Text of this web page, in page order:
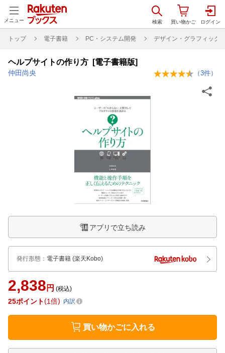
メニュー
トップ 電子書籍 PC・システム開発 デザイン・グラフィック
ヘルプサイトの作り方 [電子書籍版]
仲田尚央 （3件）
アプリで立ち読み
発行形態 ： 電子書籍 (楽天Kobo)
2,838 円 (税込)
25ポイント 1倍 内訳
買い物かごに入れる